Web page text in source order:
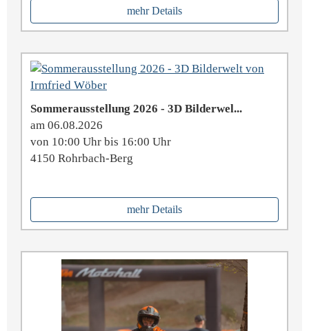
mehr Details
Sommerausstellung 2026 - 3D Bilderwel...
am 06.08.2026
von 10:00 Uhr bis 16:00 Uhr
4150 Rohrbach-Berg
mehr Details